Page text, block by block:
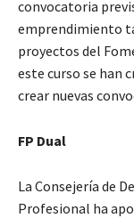
convocatoria
emprendimiento
proyectos del
este curso se han
crear nuevas
FP Dual
La Consejería de
Profesional ha